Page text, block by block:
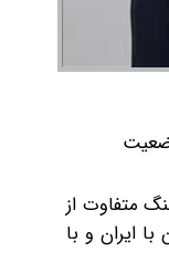
متفاوت از
ایران و با